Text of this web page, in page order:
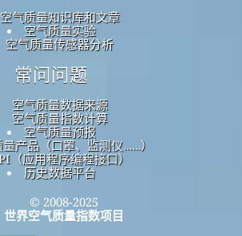
空气质量知识库和文章
空气质量实验
空气质量传感器分析
常问问题
空气质量数据来源
空气质量指数计算
空气质量预报
产品（口罩、监测仪……）
（应用程序编程接口）
历史数据平台
© 2008-2025
世界空气质量指数项目